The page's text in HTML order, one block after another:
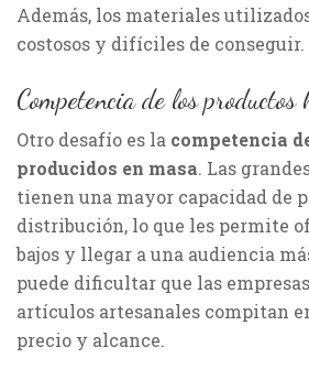
Además, los materiales
costosos y difíciles de conseguir.
Competencia de los productos
Otro desafío es la competencia
producidos en masa. Las
tienen una mayor capacidad de
distribución, lo que les permite
bajos y llegar a una audiencia
puede dificultar que las
artículos artesanales compitan
precio y alcance.